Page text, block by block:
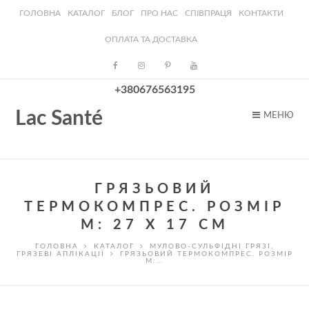
ГОЛОВНА КАТАЛОГ БЛОГ ПРО НАС СПІВПРАЦЯ КОНТАКТИ
ОПЛАТА ТА ДОСТАВКА
+380676563195
Lac Santé МЕНЮ
ГРЯЗЬОВИЙ
ТЕРМОКОМПРЕС. РОЗМІР
M: 27 X 17 СМ
ГОЛОВНА КАТАЛОГ МУЛОВО-СУЛЬФІДНІ ГРЯЗІ ,
ГРЯЗЕВІ АПЛІКАЦІЇ
ГРЯЗЬОВИЙ ТЕРМОКОМПРЕС. РОЗМІР
M:…